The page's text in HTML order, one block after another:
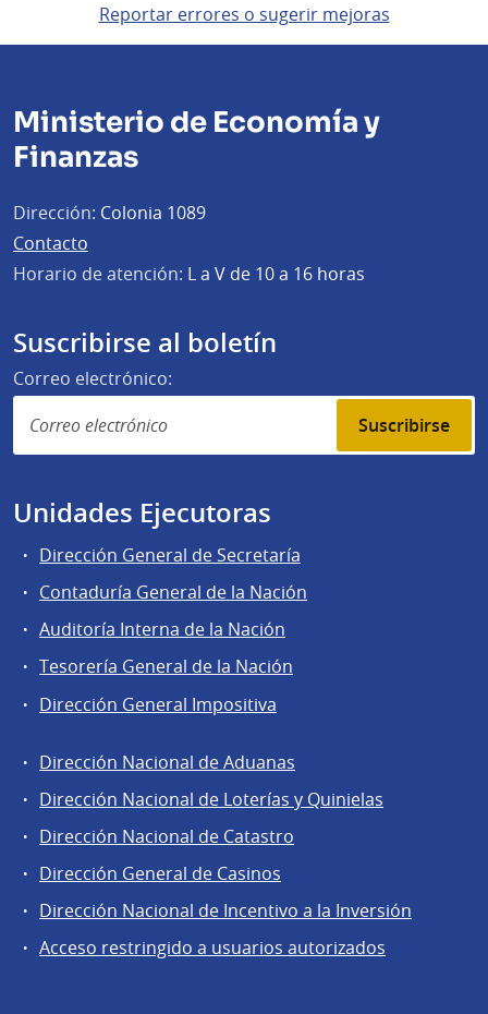
Reportar errores o sugerir mejoras
Ministerio de Economía y
Finanzas
Dirección: Colonia 1089
Contacto
Horario de atención: L a V de 10 a 16 horas
Suscribirse al boletín
Correo electrónico:
Suscribirse
Unidades Ejecutoras
Dirección General de Secretaría
Contaduría General de la Nación
Auditoría Interna de la Nación
Tesorería General de la Nación
Dirección General Impositiva
Áreas
de
la
Dirección
General
de
Secretaría
Dirección Nacional de Aduanas
Dirección Nacional de Loterías y Quinielas
Dirección Nacional de Catastro
Dirección General de Casinos
Dirección Nacional de Incentivo a la Inversión
Acceso restringido a usuarios autorizados